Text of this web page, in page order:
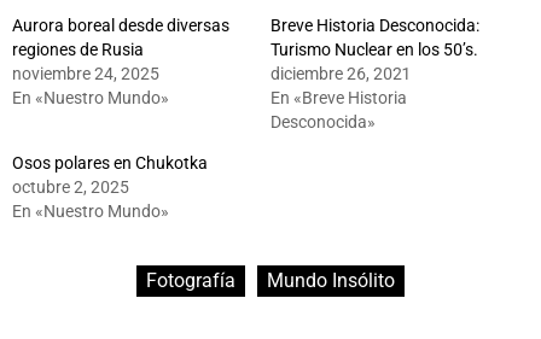
Aurora boreal desde diversas
regiones de Rusia
noviembre 24, 2025
En «Nuestro Mundo»
Breve Historia Desconocida:
Turismo Nuclear en los 50’s.
diciembre 26, 2021
En «Breve Historia
Desconocida»
Osos polares en Chukotka
octubre 2, 2025
En «Nuestro Mundo»
Fotografía Mundo Insólito